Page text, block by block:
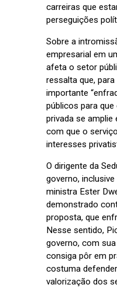
carreiras que
perseguições
Sobre a
empresarial em
afeta o setor
ressalta que,
importante
públicos para
privada se
com que o
interesses
O dirigente da
governo,
ministra Ester
demonstrado
proposta, que
Nesse sentido,
governo, com
consiga pôr em
costuma
valorização dos